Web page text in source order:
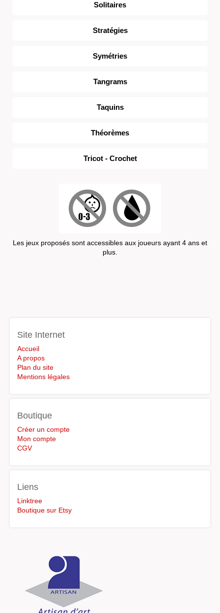
Solitaires
Stratégies
Symétries
Tangrams
Taquins
Théorèmes
Tricot - Crochet
Les jeux proposés sont accessibles aux joueurs ayant 4 ans et
plus.
Site Internet
Accueil
A propos
Plan du site
Mentions légales
Boutique
Créer un compte
Mon compte
CGV
Liens
Linktree
Boutique sur Etsy